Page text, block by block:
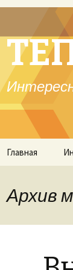
Перейти
Главная
Архив